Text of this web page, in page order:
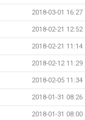
2018-03-01 16:27
2018-02-21 12:52
2018-02-21 11:14
2018-02-12 11:29
2018-02-05 11:34
2018-01-31 08:26
2018-01-31 08:00